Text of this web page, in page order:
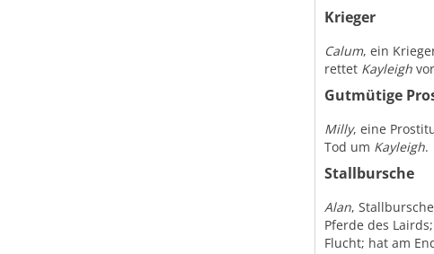
Krieger
Calum, ein
rettet Kayleigh
Gutmütige
Milly, eine
Tod um Kayleigh.
Stallbursche
Alan,
Pferde des
Flucht; hat am